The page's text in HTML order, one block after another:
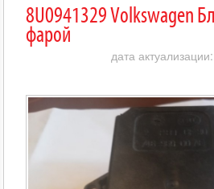
8U0941329 Volkswagen
фарой
дата